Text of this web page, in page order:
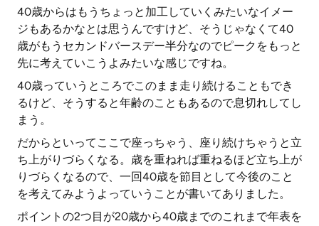
40歳からはもうちょっと加工していくみたいなイメー
ジもあるかなとは思うんですけど、そうじゃなくて40
歳がもうセカンドバースデー半分なのでピークをもっと
先に考えていこうよみたいな感じですね。
40歳っていうところでこのまま走り続けることもでき
るけど、そうすると年齢のこともあるので息切れしてし
まう。
だからといってここで座っちゃう、座り続けちゃうと立
ち上がりづらくなる。歳を重ねれば重ねるほど立ち上が
りづらくなるので、一回40歳を節目として今後のこと
を考えてみようよっていうことが書いてありました。
ポイントの2つ目が20歳から40歳までのこれまで年表を